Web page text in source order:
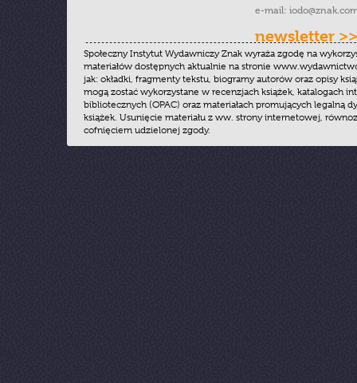
e-mail:
newsletter >>
Społeczny Instytut Wydawniczy Znak wyraża zgodę na
materiałów dostępnych aktualnie na stronie
jak: okładki, fragmenty tekstu, biogramy autorów oraz opisy
mogą zostać wykorzystane w recenzjach książek, katalogach
bibliotecznych (OPAC) oraz materiałach promujących legalną
książek. Usunięcie materiału z ww. strony internetowej,
cofnięciem udzielonej zgody.